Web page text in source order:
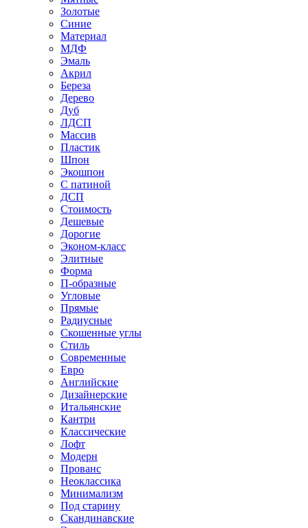
Золотые
Синие
Материал
МДФ
Эмаль
Акрил
Береза
Дерево
Дуб
ЛДСП
Массив
Пластик
Шпон
Экошпон
С патиной
ДСП
Стоимость
Дешевые
Дорогие
Эконом-класс
Элитные
Форма
П-образные
Угловые
Прямые
Радиусные
Скошенные углы
Стиль
Современные
Евро
Английские
Дизайнерские
Итальянские
Кантри
Классические
Лофт
Модерн
Прованс
Неоклассика
Минимализм
Под старину
Скандинавские